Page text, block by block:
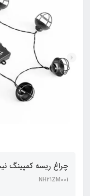
چراغ ریسه کمپینگ
NH21ZM001